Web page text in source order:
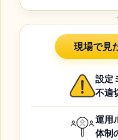
現場で見
設定
不適
運用
体制